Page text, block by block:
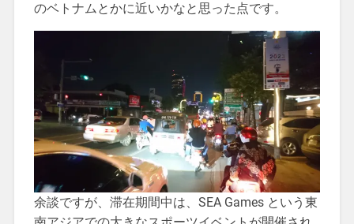
のベトナムとかに近いかなと思った点です。
余談ですが、滞在期間中は、SEA Games という東